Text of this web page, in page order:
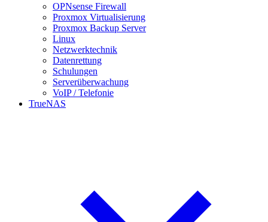
OPNsense Firewall
Proxmox Virtualisierung
Proxmox Backup Server
Linux
Netzwerktechnik
Datenrettung
Schulungen
Serverüberwachung
VoIP / Telefonie
TrueNAS